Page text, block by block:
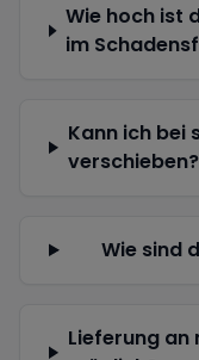
Wie hoch ist
im
Kann ich bei
verschieben?
Wie sind
Lieferung an